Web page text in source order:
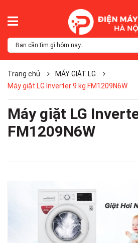
Trang chủ
MÁY GIẶT LG
Máy giặt LG Inverter 9 kg FM1209N6W
Máy giặt LG
FM1209N6W